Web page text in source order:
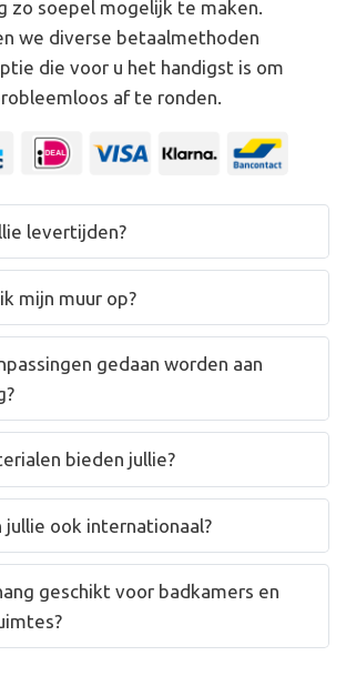
zo soepel mogelijk te maken.
we diverse betaalmethoden
die voor u het handigst is om
af te ronden.
levertijden?
mijn muur op?
gedaan worden aan
bieden jullie?
jullie ook internationaal?
geschikt voor badkamers en